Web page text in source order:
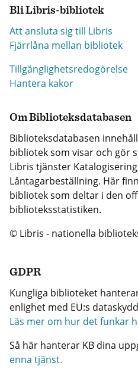
Bli Libris-bibliotek
Att ansluta sig till Libris
Fjärrlåna mellan bibliotek
Tillgänglighetsredogörelse
Hantera kakor
Om Biblioteksdatabasen
Biblioteksdatabasen
bibliotek som visar och gör
Libris tjänster
Låntagarbeställning. Här
bibliotek som deltar i den
biblioteksstatistiken.
© Libris - nationella
GDPR
Kungliga biblioteket
enlighet med EU:s
Läs mer om hur det funkar
Så här hanterar KB dina
enna tjänst.